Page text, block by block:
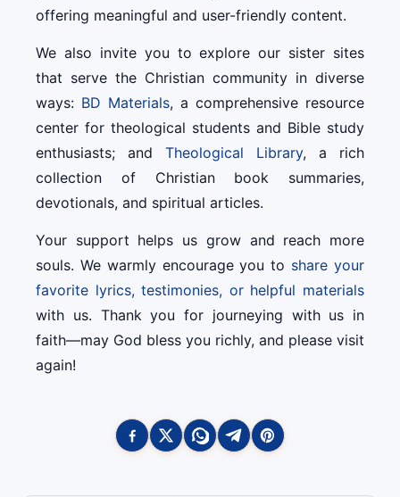
offering meaningful and user-friendly content.
We also invite you to explore our sister sites
that serve the Christian community in diverse
ways: BD Materials, a comprehensive resource
center for theological students and Bible study
enthusiasts; and Theological Library, a rich
collection of Christian book summaries,
devotionals, and spiritual articles.
Your support helps us grow and reach more
souls. We warmly encourage you to share your
favorite lyrics, testimonies, or helpful materials
with us. Thank you for journeying with us in
faith—may God bless you richly, and please visit
again!